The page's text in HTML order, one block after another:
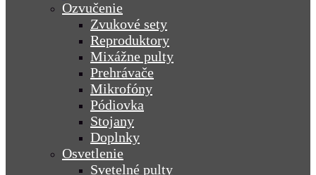
Ozvučenie
Zvukové sety
Reproduktory
Mixážne pulty
Prehrávače
Mikrofóny
Pódiovka
Stojany
Doplnky
Osvetlenie
Svetelné pulty